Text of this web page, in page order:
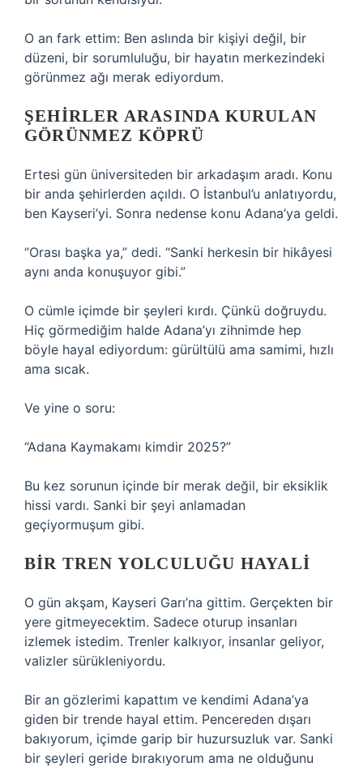
O an fark ettim: Ben aslında bir kişiyi değil, bir
düzeni, bir sorumluluğu, bir hayatın merkezindeki
görünmez ağı merak ediyordum.
ŞEHIRLER ARASINDA KURULAN
GÖRÜNMEZ KÖPRÜ
Ertesi gün üniversiteden bir arkadaşım aradı. Konu
bir anda şehirlerden açıldı. O İstanbul’u anlatıyordu,
ben Kayseri’yi. Sonra nedense konu Adana’ya geldi.
“Orası başka ya,” dedi. “Sanki herkesin bir hikâyesi
aynı anda konuşuyor gibi.”
O cümle içimde bir şeyleri kırdı. Çünkü doğruydu.
Hiç görmediğim halde Adana’yı zihnimde hep
böyle hayal ediyordum: gürültülü ama samimi, hızlı
ama sıcak.
Ve yine o soru:
“Adana Kaymakamı kimdir 2025?”
Bu kez sorunun içinde bir merak değil, bir eksiklik
hissi vardı. Sanki bir şeyi anlamadan
geçiyormuşum gibi.
BIR TREN YOLCULUĞU HAYALI
O gün akşam, Kayseri Garı’na gittim. Gerçekten bir
yere gitmeyecektim. Sadece oturup insanları
izlemek istedim. Trenler kalkıyor, insanlar geliyor,
valizler sürükleniyordu.
Bir an gözlerimi kapattım ve kendimi Adana’ya
giden bir trende hayal ettim. Pencereden dışarı
bakıyorum, içimde garip bir huzursuzluk var. Sanki
bir şeyleri geride bırakıyorum ama ne olduğunu